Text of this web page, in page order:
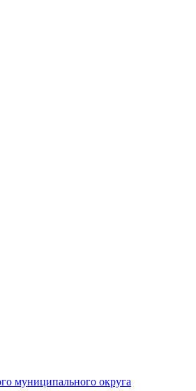
муниципального округа